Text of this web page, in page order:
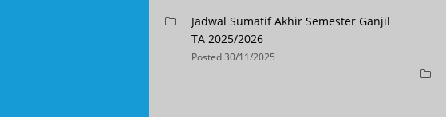
Jadwal Sumatif Akhir Semester Ganjil
TA 2025/2026
Posted 30/11/2025